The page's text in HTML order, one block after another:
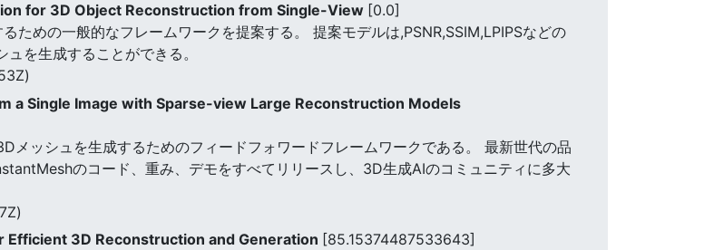
for 3D Object Reconstruction from Single-View [0.0]
ための一般的なフレームワークを提案する。 提案モデルは,PSNR,SSIM,LPIPSなどの
を生成することができる。
a Single Image with Sparse-view Large Reconstruction Models
メッシュを生成するためのフィードフォワードフレームワークである。 最新世代の品
のコード、重み、デモをすべてリリースし、3D生成AIのコミュニティに多大
Efficient 3D Reconstruction and Generation [85.15374487533643]